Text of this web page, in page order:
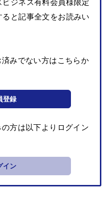
ジネス有料会員様限定
と記事全文をお読みい
みでない方はこちらか
登録
方は以下よりログイン
イン